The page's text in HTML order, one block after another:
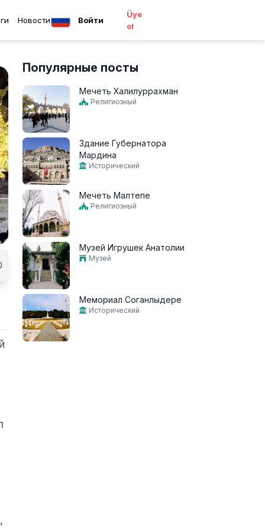
Новости Войти
Üye
ol
Популярные посты
Мечеть Халилуррахман
Религиозный
Здание Губернатора
Мардина
Исторический
Мечеть Малтепе
Религиозный
Музей Игрушек Анатолии
Музей
Мемориал Соганлыдере
Исторический